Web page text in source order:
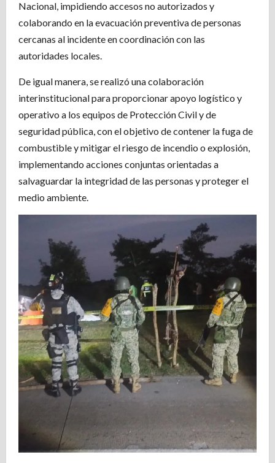
Nacional, impidiendo accesos no autorizados y
colaborando en la evacuación preventiva de personas
cercanas al incidente en coordinación con las
autoridades locales.
De igual manera, se realizó una colaboración
interinstitucional para proporcionar apoyo logístico y
operativo a los equipos de Protección Civil y de
seguridad pública, con el objetivo de contener la fuga de
combustible y mitigar el riesgo de incendio o explosión,
implementando acciones conjuntas orientadas a
salvaguardar la integridad de las personas y proteger el
medio ambiente.